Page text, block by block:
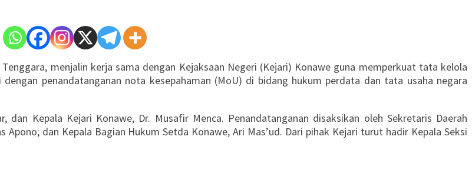
menjalin kerja sama dengan Kejaksaan Negeri (Kejari) Konawe guna memperkuat tata kelola
penandatanganan nota kesepahaman (MoU) di bidang hukum perdata dan tata usaha negara
Kepala Kejari Konawe, Dr. Musafir Menca. Penandatanganan disaksikan oleh Sekretaris Daerah
dan Kepala Bagian Hukum Setda Konawe, Ari Mas’ud. Dari pihak Kejari turut hadir Kepala Seksi